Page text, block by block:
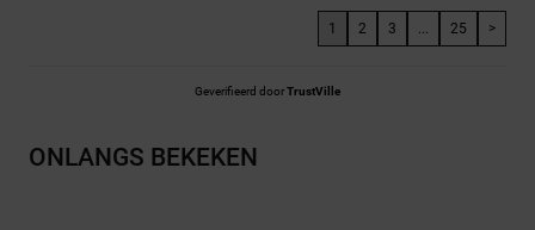
1 2 3 ... 25 >
Geverifieerd doorTrustVille
ONLANGS BEKEKEN